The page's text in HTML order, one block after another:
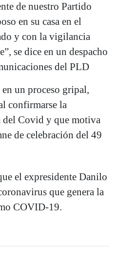
de nuestro Partido
en su casa en el
y con la vigilancia
se dice en un despacho
del PLD
un proceso gripal,
confirmarse la
Covid y que motiva
de celebración del 49
el expresidente Danilo
que genera la
COVID-19.